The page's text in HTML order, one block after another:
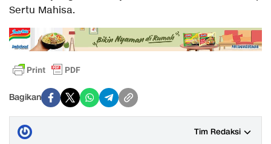
Sertu Mahisa.
Bagikan
Tim Redaksi